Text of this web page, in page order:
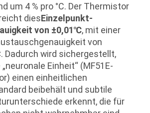
um 4 % pro °C. Der Thermistor
diesEinzelpunkt-
von ±0,01℃, mit einer
von
Dadurch wird sichergestellt,
Einheit“ (MF51E-
einen einheitlichen
beibehält und subtile
erkennt, die für